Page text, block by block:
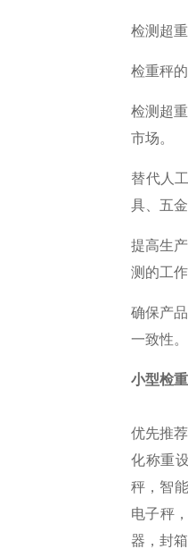
检测超
检重秤
检测超
市场。
替代人
具、五
提高生
测的工
确保产
一致性‌。
小型检
优先推
化称重
秤，智
电子秤
器，封